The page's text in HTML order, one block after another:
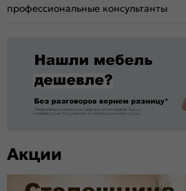
профессиональные консультанты
Акции